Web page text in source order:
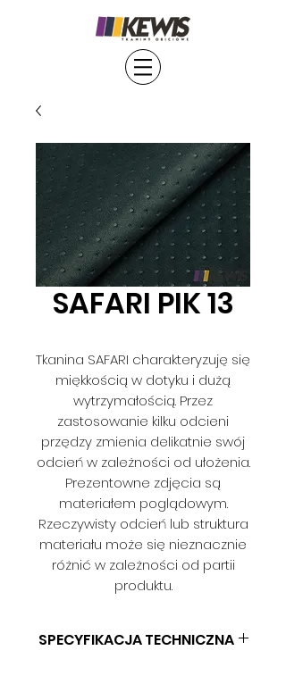
SAFARI PIK 13
Tkanina SAFARI charakteryzuję się
miękkością w dotyku i dużą
wytrzymałością. Przez
zastosowanie kilku odcieni
przędzy zmienia delikatnie swój
odcień w zależności od ułożenia.
Prezentowne zdjęcia są
materiałem poglądowym.
Rzeczywisty odcień lub struktura
materiału może się nieznacznie
różnić w zależności od partii
produktu.
SPECYFIKACJA TECHNICZNA